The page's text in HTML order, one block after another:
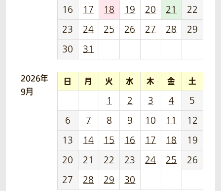
16
17 18 19 20 21
22
23
24 25 26 27 28
29
30
31
2026年
9月
日 月 火 水 木 金 土
1 2 3 4
5
6
7 8 9 10 11
12
13
14 15 16 17 18
19
20
21 22 23 24 25
26
27
28 29 30